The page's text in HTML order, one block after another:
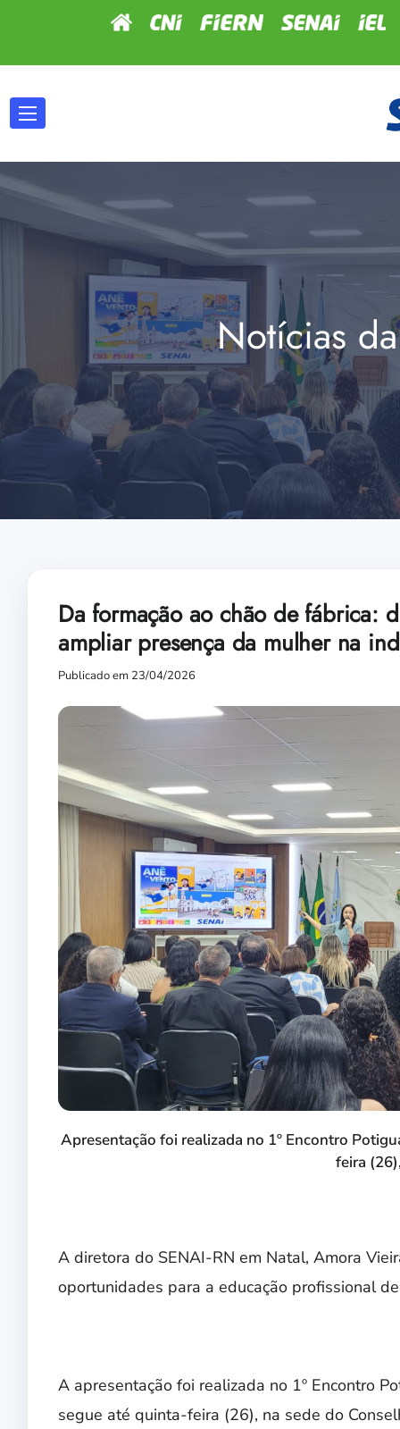
Notícias
Da formação ao chão de fábrica:
ampliar presença da mulher na
Publicado em 23/04/2026
Apresentação foi realizada no 1º Encontro
feira
A diretora do SENAI-RN em Natal, Amora
oportunidades para a educação profissional
A apresentação foi realizada no 1º Encontro
segue até quinta-feira (26), na sede do